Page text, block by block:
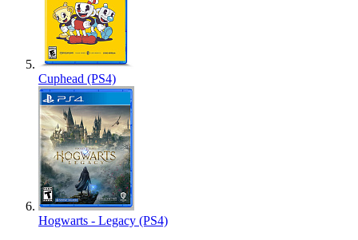
Cuphead (PS4)
Hogwarts - Legacy (PS4)